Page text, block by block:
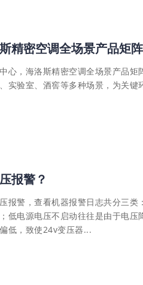
心，海洛斯精密空调全场景产品矩
实验室、酒窖等多种场景，为关键
报警？
报警，查看机器报警日志共分三类：
低电源电压不启动往往是由于电压
低，致使24v变压器...